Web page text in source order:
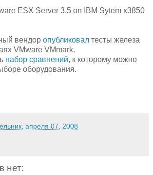
ESX Server 3.5 on IBM Sytem x3850
вендор опубликовал тесты железа
VMware VMmark.
набор сравнений, к которому можно
оборудования.
апреля 07, 2008
нет: